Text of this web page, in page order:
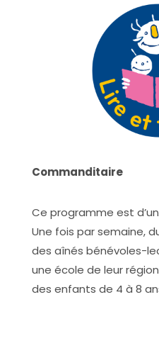
Commanditaire
Ce programme est
Une fois par semaine,
des aînés bénévoles-
une école de leur
des enfants de 4 à 8